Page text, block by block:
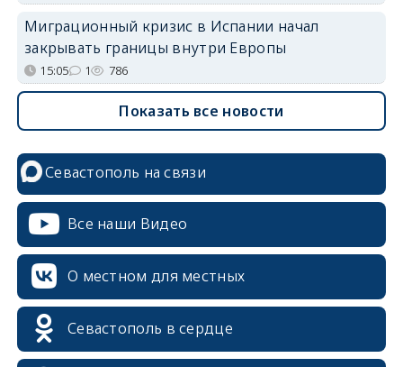
Миграционный кризис в Испании начал
закрывать границы внутри Европы
15:05 1 786
Показать все новости
Севастополь на связи
Все наши Видео
О местном для местных
Севастополь в сердце